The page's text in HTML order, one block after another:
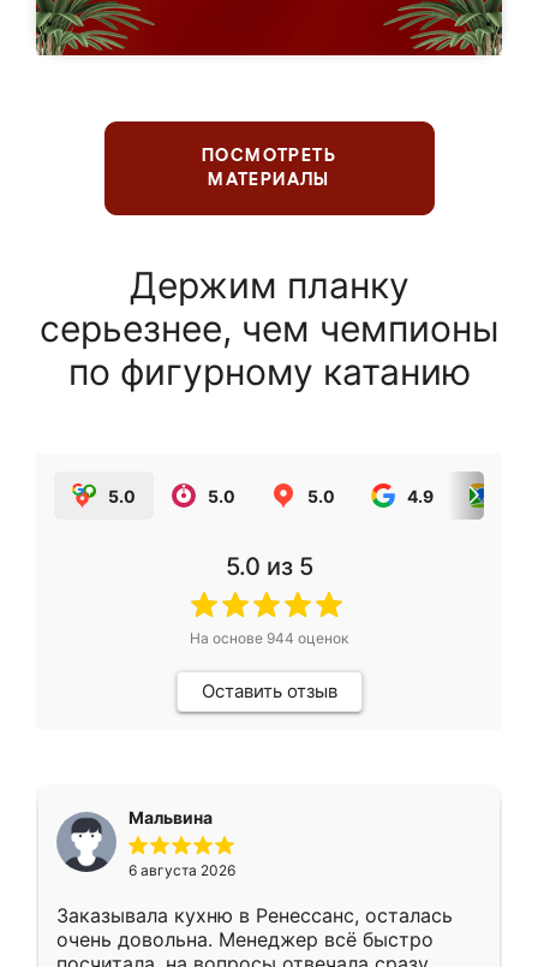
ПОСМОТРЕТЬ
МАТЕРИАЛЫ
Держим планку
серьезнее, чем чемпионы
по фигурному катанию
5.0 5.0 5.0 4.9
5.0 из 5
На основе 944 оценок
Оставить отзыв
Мальвина
6 августа 2026
Заказывала кухню в Ренессанс, осталась
очень довольна. Менеджер всё быстро